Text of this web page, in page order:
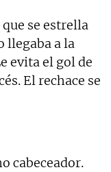
se estrella
llegaba a la
evita el gol de
El rechace se
cabeceador.